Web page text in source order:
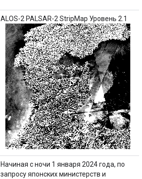
ALOS-2 PALSAR-2 StripMap Уровень 2.1
Начиная с ночи 1 января 2024 года, по
запросу японских министерств и